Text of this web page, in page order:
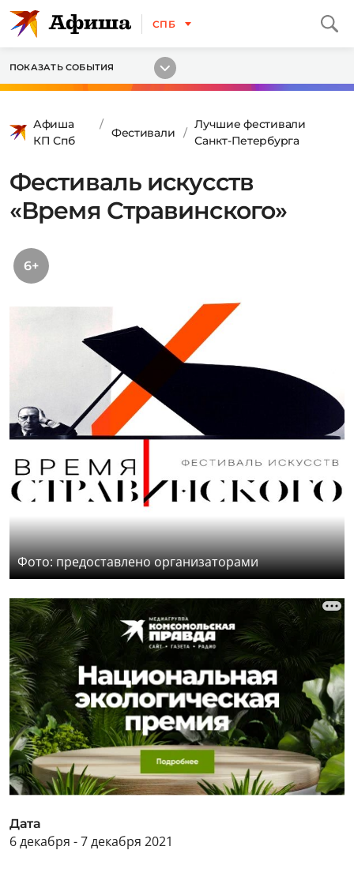
СПБ
ПОКАЗАТЬ СОБЫТИЯ
Афиша
КП Спб
Фестивали
Лучшие фестивали
Санкт-Петербурга
Фестиваль искусств
«Время Стравинского»
6+
Фото: предоставлено организаторами
Дата
6 декабря - 7 декабря 2021